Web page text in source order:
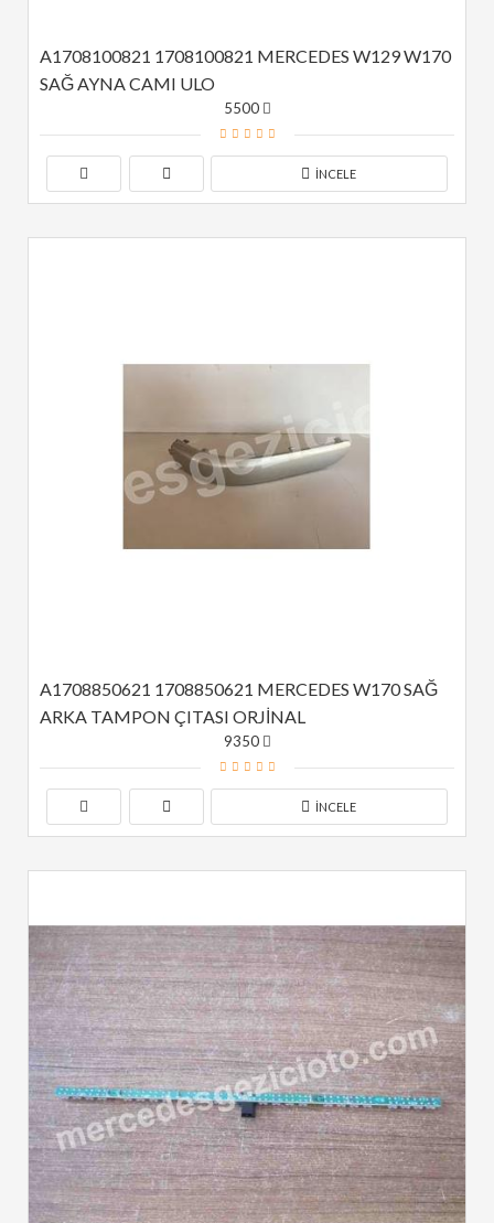
A1708100821 1708100821 MERCEDES W129 W170
SAĞ AYNA CAMI ULO
5500
İNCELE
A1708850621 1708850621 MERCEDES W170 SAĞ
ARKA TAMPON ÇITASI ORJİNAL
9350
İNCELE